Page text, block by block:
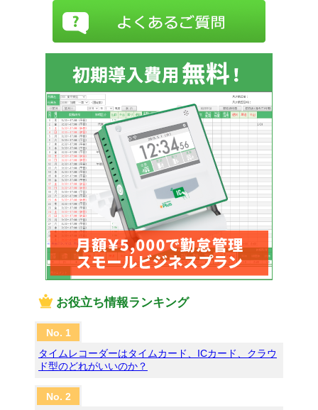
お役立ち情報ランキング
タイムレコーダーはタイムカード、ICカード、クラウ
ド型のどれがいいのか？